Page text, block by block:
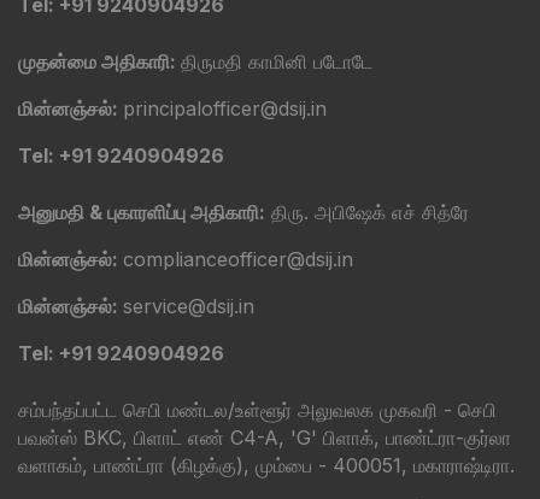
Tel: +91 9240904926
முதன்மை அதிகாரி: திருமதி காமினி படோடே
மின்னஞ்சல்: principalofficer@dsij.in
Tel: +91 9240904926
அனுமதி & புகாரளிப்பு அதிகாரி: திரு. அபிஷேக் எச் சித்ரே
மின்னஞ்சல்: complianceofficer@dsij.in
மின்னஞ்சல்: service@dsij.in
Tel: +91 9240904926
சம்பந்தப்பட்ட செபி மண்டல/உள்ளூர் அலுவலக முகவரி - செபி
பவன்ஸ் BKC, பிளாட் எண் C4-A, 'G' பிளாக், பாண்ட்ரா-குர்லா
வளாகம், பாண்ட்ரா (கிழக்கு), மும்பை - 400051, மகாராஷ்டிரா.